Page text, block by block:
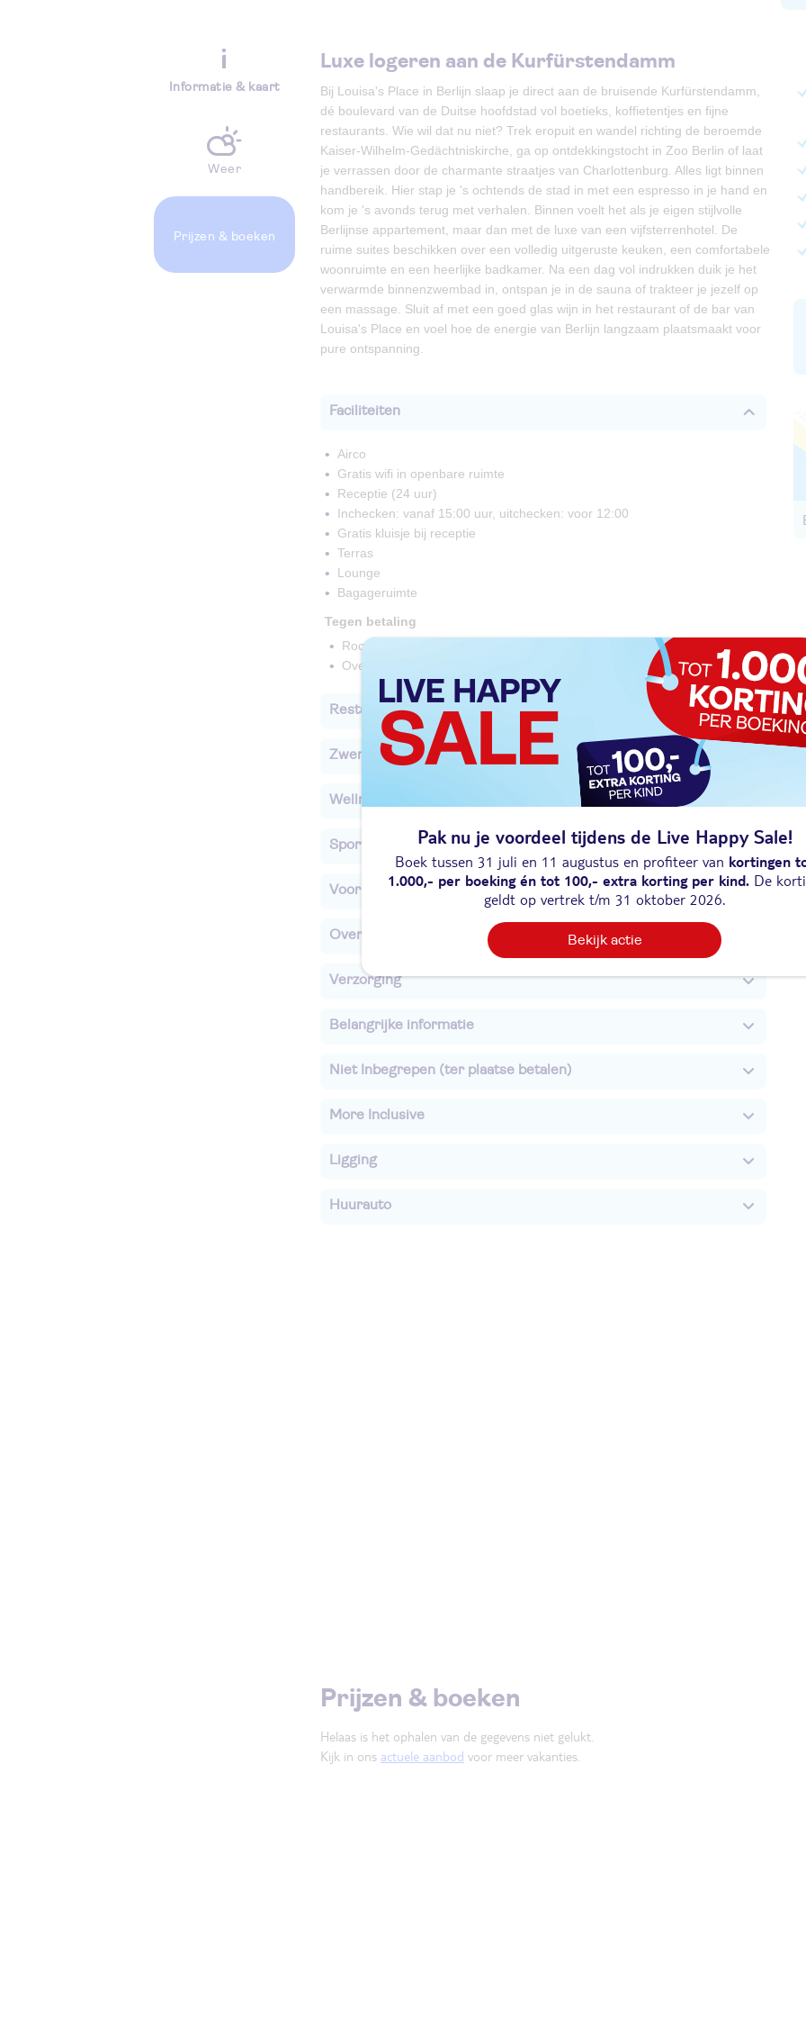
Informatie & kaart
Weer
Prijzen & boeken
Luxe logeren aan de Kurfürstendamm
Bij Louisa's Place in Berlijn slaap je direct aan de bruisende Kurfürstendamm,
dé boulevard van de Duitse hoofdstad vol boetieks, koffietentjes en fijne
restaurants. Wie wil dat nu niet? Trek eropuit en wandel richting de beroemde
Kaiser-Wilhelm-Gedächtniskirche, ga op ontdekkingstocht in Zoo Berlin of laat
je verrassen door de charmante straatjes van Charlottenburg. Alles ligt binnen
handbereik. Hier stap je 's ochtends de stad in met een espresso in je hand en
kom je 's avonds terug met verhalen. Binnen voelt het als je eigen stijlvolle
Berlijnse appartement, maar dan met de luxe van een vijfsterrenhotel. De
ruime suites beschikken over een volledig uitgeruste keuken, een comfortabele
woonruimte en een heerlijke badkamer. Na een dag vol indrukken duik je het
verwarmde binnenzwembad in, ontspan je in de sauna of trakteer je jezelf op
een massage. Sluit af met een goed glas wijn in het restaurant of de bar van
Louisa's Place en voel hoe de energie van Berlijn langzaam plaatsmaakt voor
pure ontspanning.
Faciliteiten
Airco
Gratis wifi in openbare ruimte
Receptie (24 uur)
Inchecken: vanaf 15:00 uur, uitchecken: voor 12:00
Gratis kluisje bij receptie
Terras
Lounge
Bagageruimte
Tegen betaling
Roomservice
Overdekte privé parkeerplaats, ca. € 28,00 per dag
Restaurants/Bars
Zwembaden
Wellness
Sport & Activiteiten
Voor de kinderen
Overige informatie
Verzorging
Belangrijke informatie
Niet Inbegrepen (ter plaatse betalen)
More Inclusive
Ligging
Huurauto
Prijzen & boeken
Helaas is het ophalen van de gegevens niet gelukt.
Kijk in ons actuele aanbod voor meer vakanties.
Pak nu je voordeel tijdens de Live Happy Sale!
Boek tussen 31 juli en 11 augustus en profiteer van kortingen
1.000,- per boeking én tot 100,- extra korting per kind. De
geldt op vertrek t/m 31 oktober 2026.
Bekijk actie